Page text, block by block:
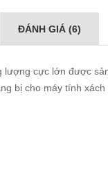
ĐÁNH GIÁ (6)
lượng cực lớn được
bị cho máy tính